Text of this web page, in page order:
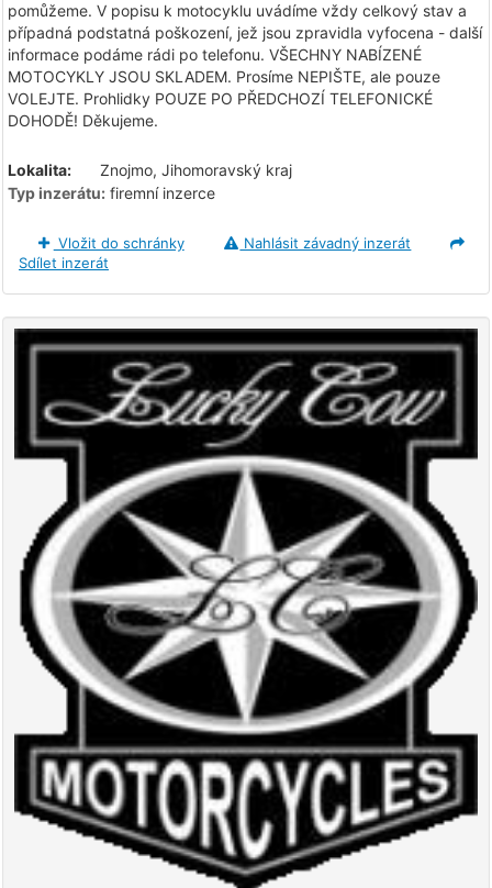
pomůžeme. V popisu k motocyklu uvádíme vždy celkový stav a
případná podstatná poškození, jež jsou zpravidla vyfocena - další
informace podáme rádi po telefonu. VŠECHNY NABÍZENÉ
MOTOCYKLY JSOU SKLADEM. Prosíme NEPIŠTE, ale pouze
VOLEJTE. Prohlidky POUZE PO PŘEDCHOZÍ TELEFONICKÉ
DOHODĚ! Děkujeme.
Lokalita:
Znojmo, Jihomoravský kraj
Typ inzerátu: firemní inzerce
Vložit do schránky
Nahlásit závadný inzerát
Sdílet inzerát